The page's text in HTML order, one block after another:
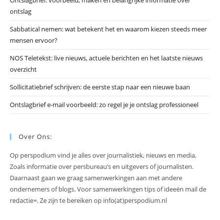
ontslag
Sabbatical nemen: wat betekent het en waarom kiezen steeds meer
mensen ervoor?
NOS Teletekst: live nieuws, actuele berichten en het laatste nieuws
overzicht
Sollicitatiebrief schrijven: de eerste stap naar een nieuwe baan
Ontslagbrief e-mail voorbeeld: zo regel je je ontslag professioneel
Over Ons:
Op perspodium vind je alles over journalistiek, nieuws en media.
Zoals informatie over persbureau’s en uitgevers of journalisten.
Daarnaast gaan we graag samenwerkingen aan met andere
ondernemers of blogs. Voor samenwerkingen tips of ideeën mail de
redactie=. Ze zijn te bereiken op info(at)perspodium.nl